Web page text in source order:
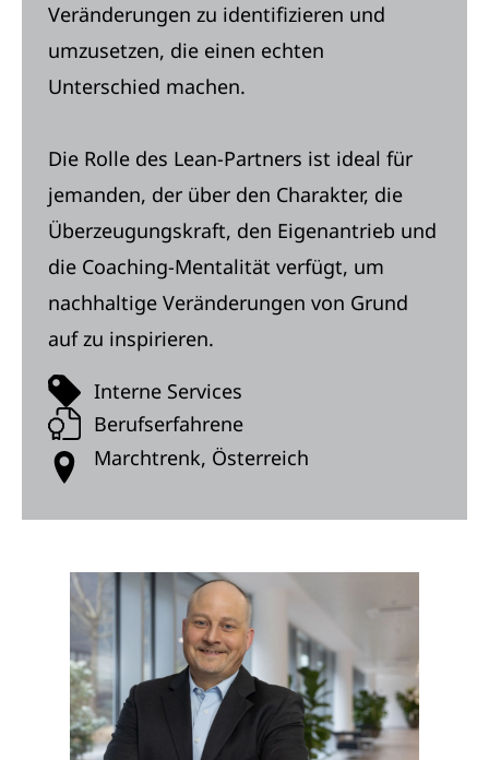
Veränderungen zu identifizieren und
umzusetzen, die einen echten
Unterschied machen.
Die Rolle des Lean-Partners ist ideal für
jemanden, der über den Charakter, die
Überzeugungskraft, den Eigenantrieb und
die Coaching-Mentalität verfügt, um
nachhaltige Veränderungen von Grund
auf zu inspirieren.
Interne Services
Berufserfahrene
Marchtrenk, Österreich